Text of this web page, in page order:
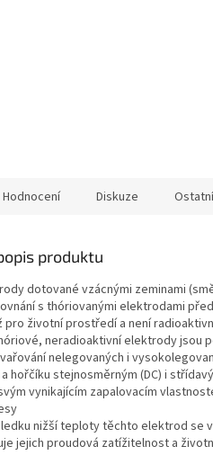
Hodnocení Diskuze
produktu
dotované vzácnými zeminami
s thóriovanými elektrodami
pro životní prostředí a není
neradioaktivní elektrody jsou
nelegovaných i
hořčíku stejnosměrným (DC) i
vynikajícím zapalovacím
nižší teploty těchto elektrod se
jejich proudová zatížitelnost a